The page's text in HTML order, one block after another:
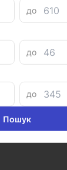
до
до
до
Тополева, 40